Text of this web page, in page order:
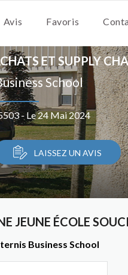
Avis Favoris
ET SUPPLY
School
- Le 24 Mai 2024
LAISSEZ UN AVIS
JEUNE ÉCOLE
Business School